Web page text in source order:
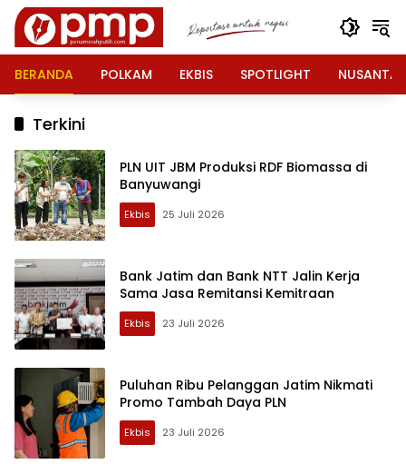
Langsung
konten
BERANDA
POLKAM EKBIS SPOTLIGHT
Terkini
PLN UIT JBM Produksi RDF Biomassa di
Banyuwangi
Ekbis 25 Juli 2026
Bank Jatim dan Bank NTT Jalin Kerja
Sama Jasa Remitansi Kemitraan
Ekbis 23 Juli 2026
Puluhan Ribu Pelanggan Jatim Nikmati
Promo Tambah Daya PLN
Ekbis 23 Juli 2026